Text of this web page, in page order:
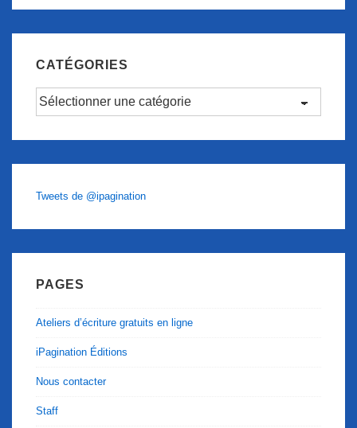
CATÉGORIES
Catégories
Tweets de @ipagination
PAGES
Ateliers d’écriture gratuits en ligne
iPagination Éditions
Nous contacter
Staff